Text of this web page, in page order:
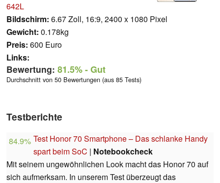
642L
Bildschirm: 6.67 Zoll, 16:9, 2400 x 1080 Pixel
Gewicht: 0.178kg
Preis: 600 Euro
Links:
Bewertung: 81.5%- Gut
Durchschnitt von 50 Bewertungen (aus 85 Tests)
Testberichte
84.9% Test Honor 70 Smartphone – Das schlanke Handy
spart beim SoC | Notebookcheck
Mit seinem ungewöhnlichen Look macht das Honor 70 auf
sich aufmerksam. In unserem Test überzeugt das